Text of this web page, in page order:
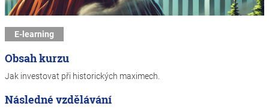
E-learning
Obsah kurzu
Jak investovat při historických maximech.
Následné vzdělávání